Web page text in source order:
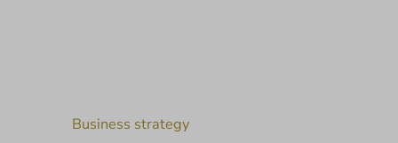
Business strategy